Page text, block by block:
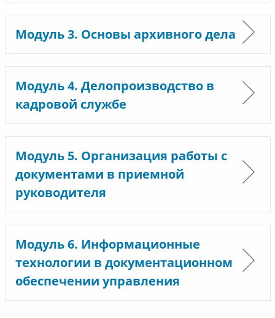
Модуль 3. Основы архивного дела
Модуль 4. Делопроизводство в
кадровой службе
Модуль 5. Организация работы с
документами в приемной
руководителя
Модуль 6. Информационные
технологии в документационном
обеспечении управления